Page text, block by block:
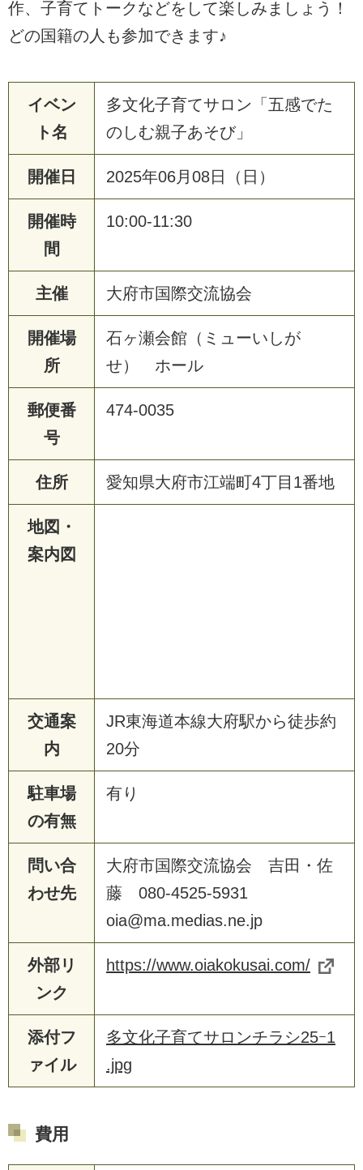
作、子育てトークなどをして楽しみましょう！
どの国籍の人も参加できます♪
イベン
ト名
多文化子育てサロン「五感でた
のしむ親子あそび」
開催日 2025年06月08日（日）
開催時
間
10:00-11:30
主催 大府市国際交流協会
開催場
所
石ヶ瀬会館（ミューいしが
せ） ホール
郵便番
号
474-0035
住所 愛知県大府市江端町4丁目1番地
地図・
案内図
交通案
内
JR東海道本線大府駅から徒歩約
20分
駐車場
の有無
有り
問い合
わせ先
大府市国際交流協会 吉田・佐
藤 080-4525-5931
oia@ma.medias.ne.jp
外部リ
ンク
https://www.oiakokusai.com/
添付フ
ァイル
多文化子育てサロンチラシ25ｰ1
.jpg
費用